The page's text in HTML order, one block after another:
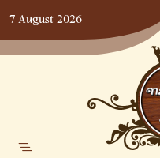
Skip
to
content
7 August 2026